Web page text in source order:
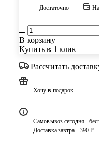
Достаточно
В корзину
Купить в 1 клик
Рассчитать
Хочу в подарок
Самовывоз сегодня -
Доставка завтра - 390 ₽